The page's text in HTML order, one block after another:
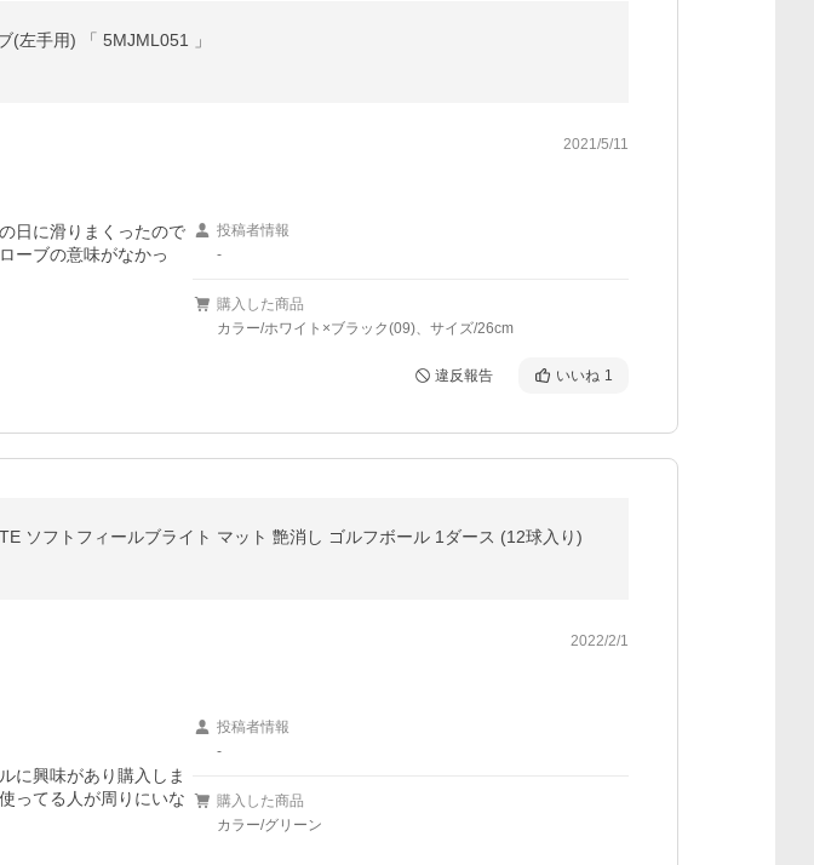
(左手用) 「 5MJML051 」
2021/5/11
日に滑りまくったので
ーブの意味がなかっ
投稿者情報
-
購入した商品
カラー/ホワイト×ブラック(09)、サイズ/26cm
違反報告 いいね 1
ソフトフィールブライト マット 艶消し ゴルフボール 1ダース (12球入り)
2022/2/1
に興味があり購入しま
ってる人が周りにいな
投稿者情報
-
購入した商品
カラー/グリーン